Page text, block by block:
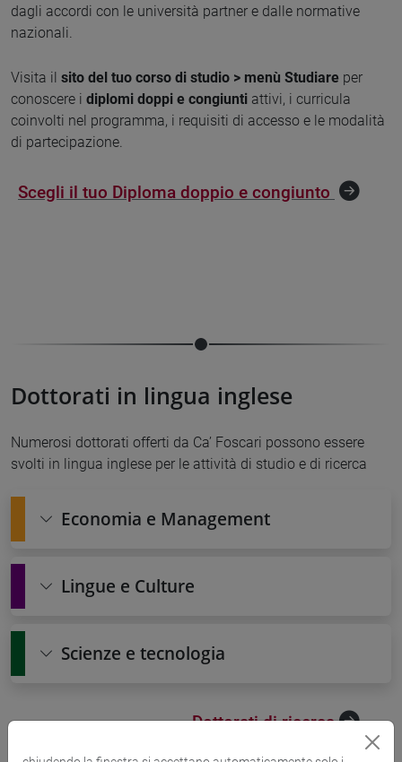
dagli accordi con le università partner e dalle normative
nazionali.
Visita il sito del tuo corso di studio > menù Studiare per
conoscere i diplomi doppi e congiunti attivi, i curricula
coinvolti nel programma, i requisiti di accesso e le modalità
di partecipazione.
Scegli il tuo Diploma doppio e congiunto
Dottorati in lingua inglese
Numerosi dottorati offerti da Ca’ Foscari possono essere
svolti in lingua inglese per le attività di studio e di ricerca
Economia e Management
Lingue e Culture
Scienze e tecnologia
Dottorati di ricerca